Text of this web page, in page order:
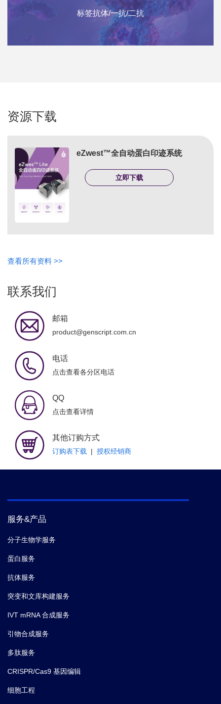
标签抗体/一抗/二抗
资源下载
eZwest™全自动蛋白印迹系统
立即下载
查看所有资料 >>
联系我们
邮箱
product@genscript.com.cn
电话
点击查看各分区电话
QQ
点击查看详情
其他订购方式
订购表下载 | 授权经销商
服务&产品
分子生物学服务
蛋白服务
抗体服务
突变和文库构建服务
IVT mRNA 合成服务
引物合成服务
多肽服务
CRISPR/Cas9 基因编辑
细胞工程